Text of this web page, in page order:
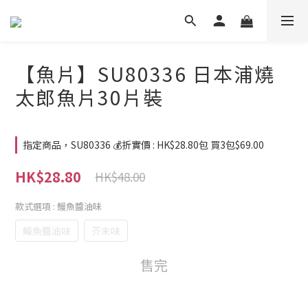
【魚片】SU80336 日本浦燒
太郎魚片30片裝
指定商品，SU80336 💰折實價 : HK$28.80包 買3包$69.00
HK$28.80 HK$48.00
款式選項 : 鰻魚醬油味
鰻魚醬油味 芥末味
售完